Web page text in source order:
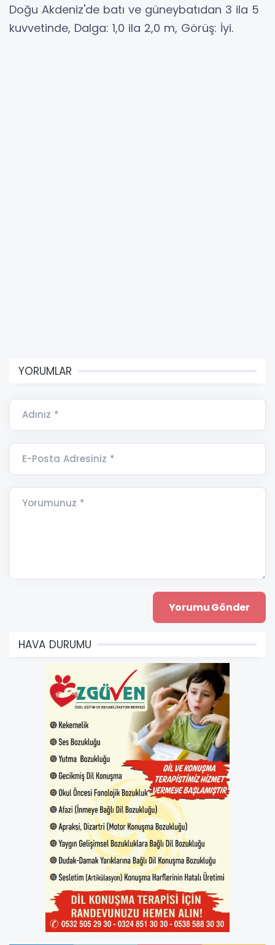
Doğu Akdeniz'de batı ve güneybatıdan 3 ila 5
kuvvetinde, Dalga: 1,0 ila 2,0 m, Görüş: İyi.
YORUMLAR
Adınız *
E-Posta Adresiniz *
Yorumunuz *
HAVA DURUMU